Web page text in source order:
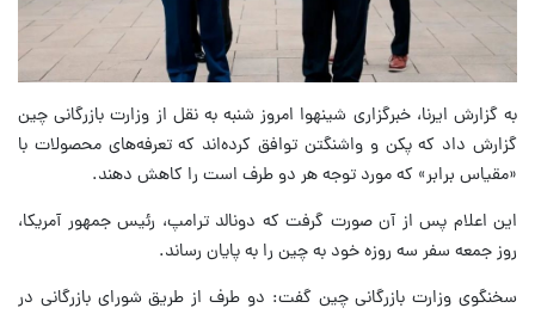
به گزارش ایرنا، خبرگزاری شینهوا امروز شنبه به نقل از وزارت بازرگانی چین
گزارش داد که پکن و واشنگتن توافق کرده‌اند که تعرفه‌های محصولات با
«مقیاس برابر» که مورد توجه هر دو طرف است را کاهش دهند.
این اعلام پس از آن صورت گرفت که دونالد ترامپ، رئیس جمهور آمریکا،
روز جمعه سفر سه روزه خود به چین را به پایان رساند.
سخنگوی وزارت بازرگانی چین گفت: دو طرف از طریق شورای بازرگانی در